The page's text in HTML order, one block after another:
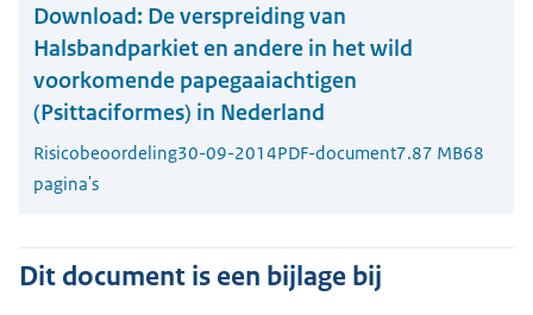
Download: De verspreiding van
Halsbandparkiet en andere in het wild
voorkomende papegaaiachtigen
(Psittaciformes) in Nederland
Risicobeoordeling30-09-2014PDF-document7.87 MB68
pagina's
Dit document is een bijlage bij